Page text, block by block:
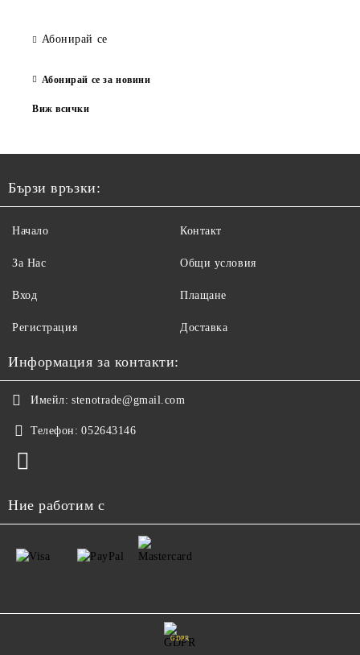
Абонирай се
Абонирай се за новини
Виж всички
Бързи връзки:
Начало
За Нас
Вход
Регистрация
Контакт
Общи условия
Плащане
Доставка
Информация за контакти:
Имейл: stenotrade@gmail.com
Телефон: 052643146
Ние работим с
GDPR